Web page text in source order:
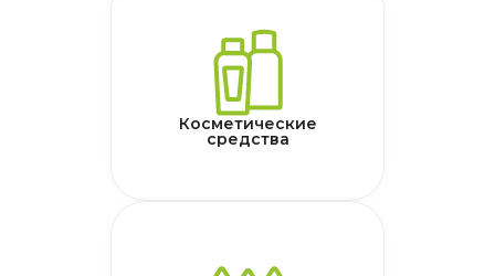
Косметические
средства